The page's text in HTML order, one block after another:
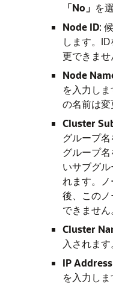
「No」 を
Node ID:
します。
更できませ
Node
を入力し
の名前は変
Cluster
グループ
グループ
いサブグ
れます。
後、この
できません
Cluster
入されます
IP Address
を入力しま